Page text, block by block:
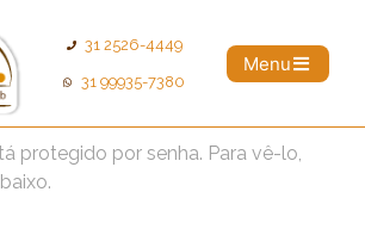
31 2526-4449
31 99935-7380
Menu
protegido por senha. Para vê-lo,